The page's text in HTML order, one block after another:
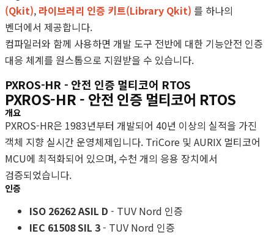
(Qkit), 라이브러리 인증 키트(Library Qkit) 를 하나의
벤더에서 제공합니다.
컴파일러와 함께 사용하면 개발 도구 전반에 대한 기능안전 인증
대응 체계를 원스톱으로 지원받을 수 있습니다.
PXROS-HR - 안전 인증 멀티코어 RTOS
PXROS-HR - 안전 인증 멀티코어 RTOS
개요
PXROS-HR은 1983년부터 개발되어 40년 이상의 실적을 가진
객체 지향 실시간 운영체제입니다. TriCore 및 AURIX 멀티코어
MCU에 최적화되어 있으며, 수천 개의 응용 장치에서
검증되었습니다.
인증
ISO 26262 ASIL D - TUV Nord 인증
IEC 61508 SIL 3- TUV Nord 인증